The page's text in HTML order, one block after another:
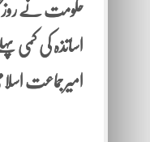
حکومت نے
اساتذہ کی کمی
امیرجماعت